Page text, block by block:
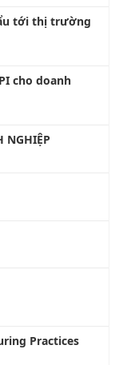
tới thị trường
cho doanh
NGHIỆP
Practices